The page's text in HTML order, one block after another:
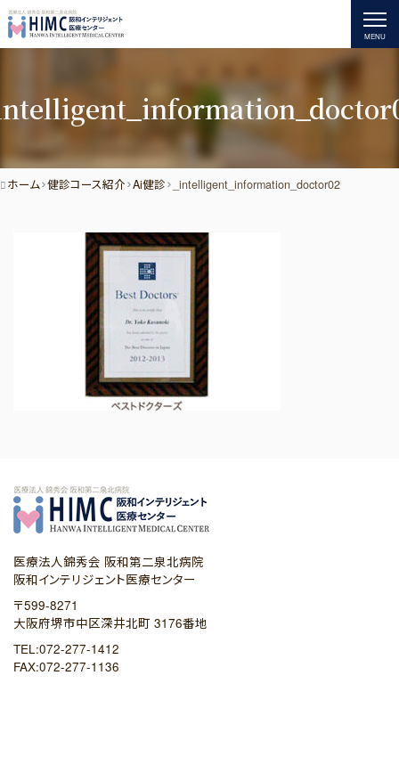
MENU
ホーム 健診コース紹介 Ai健診 _intelligent_information_doctor02
医療法人錦秀会 阪和第二泉北病院
阪和インテリジェント医療センター
〒599-8271
大阪府堺市中区深井北町 3176番地
TEL:072-277-1412
FAX:072-277-1136